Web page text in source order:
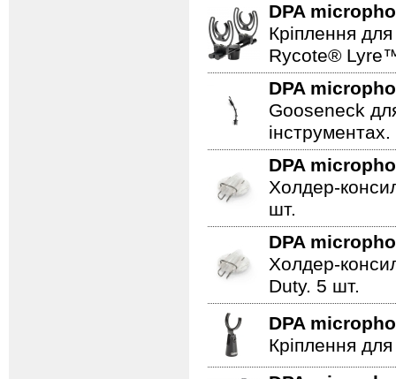
DPA
Кріплення
Rycote®
DPA
Gooseneck
DPA
Холдер-
шт.
DPA
Холдер-
Duty. 5 шт.
DPA
Кріплення